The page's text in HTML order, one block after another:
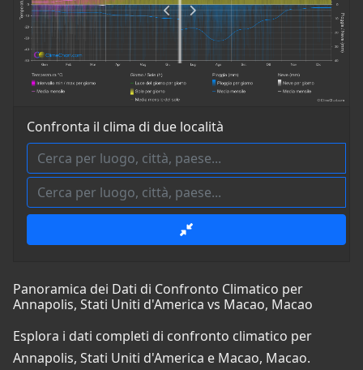
Confronta il clima di due località
Panoramica dei Dati di Confronto Climatico per
Annapolis, Stati Uniti d'America vs Macao, Macao
Esplora i dati completi di confronto climatico per
Annapolis, Stati Uniti d'America e Macao, Macao.